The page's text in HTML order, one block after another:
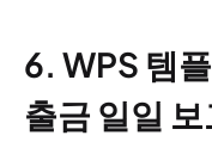
6. WPS 템
출금 일일